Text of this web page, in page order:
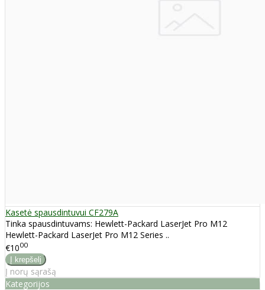
Kasetė spausdintuvui CF279A
Tinka spausdintuvams: Hewlett-Packard LaserJet Pro M12
Hewlett-Packard LaserJet Pro M12 Series ..
€1000
Į norų sąrašą
Kategorijos